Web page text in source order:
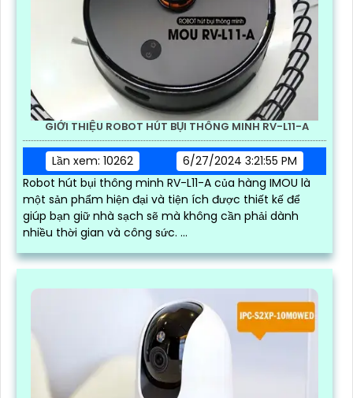
GIỚI THIỆU ROBOT HÚT BỤI THÔNG MINH RV-L11-A
Lần xem: 10262
6/27/2024 3:21:55 PM
Robot hút bụi thông minh RV-L11-A của hàng IMOU là
một sản phẩm hiện đại và tiện ích được thiết kế để
giúp bạn giữ nhà sạch sẽ mà không cần phải dành
nhiều thời gian và công sức. ...